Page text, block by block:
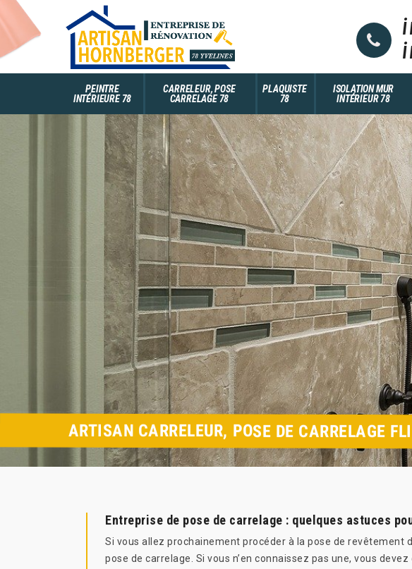
PEINTRE
INTÉRIEURE 78
CARRELEUR, POSE
CARRELAGE 78
PLAQUISTE
78
ISOLATION MUR
INTÉRIEUR 78
ARTISAN CARRELEUR, POSE DE CARRELAGE
Entreprise de pose de carrelage : quelques astuces
Si vous allez prochainement procéder à la pose de revêtement
pose de carrelage. Si vous n’en connaissez pas une, vous